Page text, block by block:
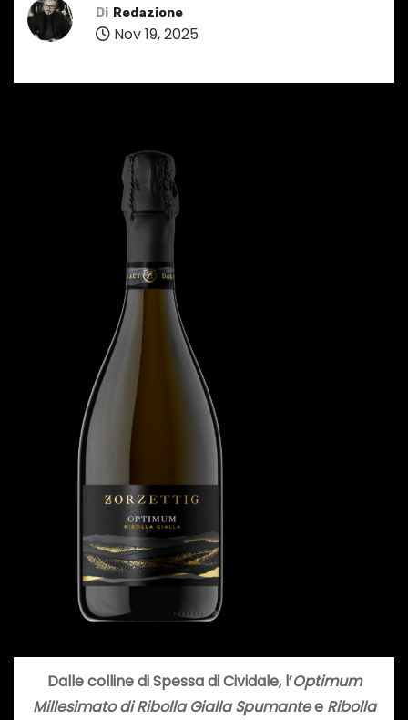
Di Redazione
Nov 19, 2025
Dalle colline di Spessa di Cividale, l’Optimum
Millesimato di Ribolla Gialla Spumantee Ribolla